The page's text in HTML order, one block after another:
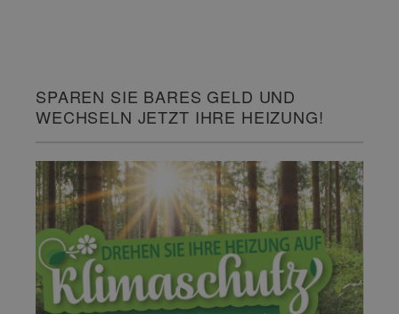
SPAREN SIE BARES GELD UND
WECHSELN JETZT IHRE HEIZUNG!